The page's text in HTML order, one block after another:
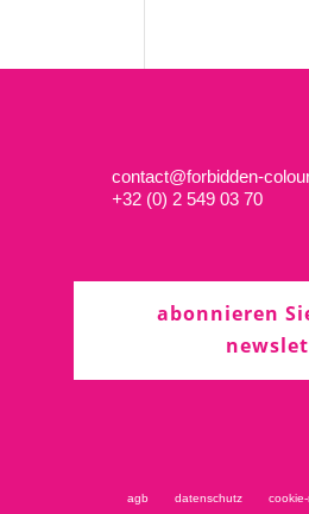
contact@forbidden-
+32 (0) 2 549 03 70
abonnieren
agb datenschutz